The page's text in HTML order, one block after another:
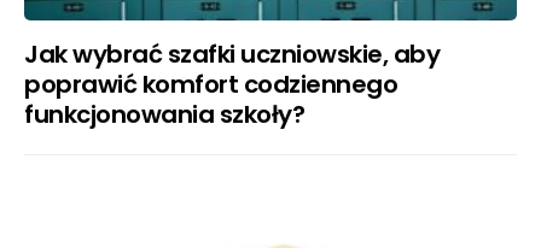
Jak wybrać szafki uczniowskie, aby
poprawić komfort codziennego
funkcjonowania szkoły?